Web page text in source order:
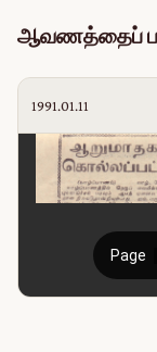
ஆவணத்தைப்
1991.01.11